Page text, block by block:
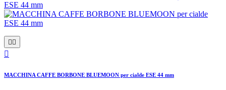
 

MACCHINA CAFFE BORBONE BLUEMOON per cialde ESE 44 mm